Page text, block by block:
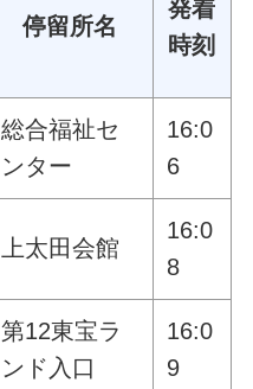
停留所名
発着
時刻
総合福祉セ
ンター
16:0
6
上太田会館
16:0
8
第12東宝ラ
ンド入口
16:0
9